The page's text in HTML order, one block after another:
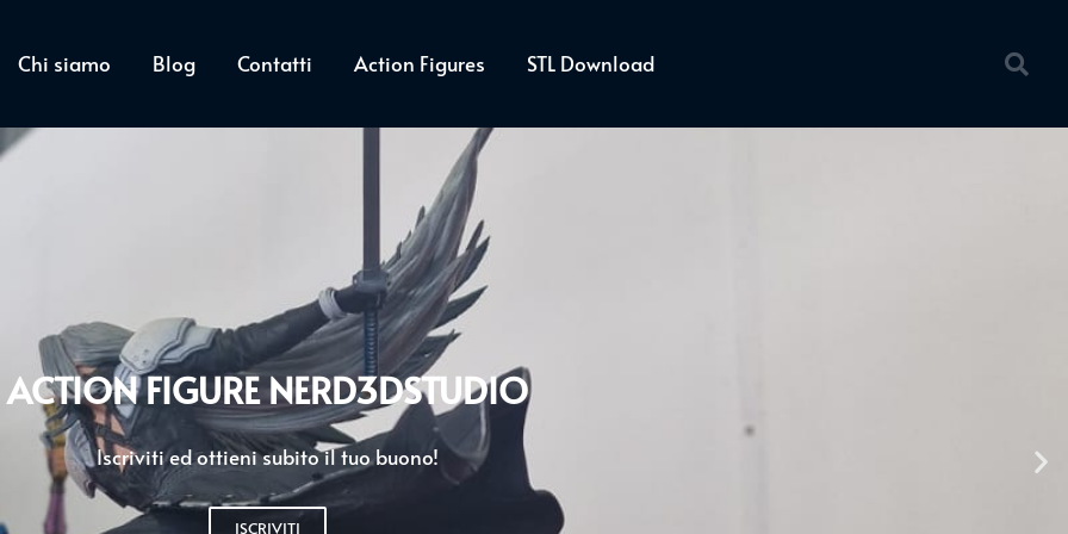
Chi siamo Blog Contatti Action Figures STL Download
ACTION FIGURE NERD3DSTUDIO
Iscriviti ed ottieni subito il tuo buono!
ISCRIVITI